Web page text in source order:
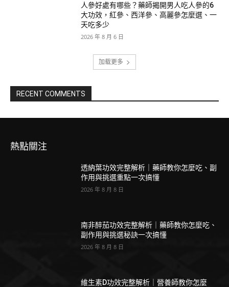
人參好處有哪些？藥師揭開男人吃人參的6
大功效，紅參、西洋參、高麗參怎麼選、一
天吃多少
2026 年 8 月 6 日
加载更多
RECENT COMMENTS
熱點關注
透納葉功效完整解析｜藥師教你怎麼吃、副
作用與挑選重點一次搞懂
2026 年 8 月 8 日
南非醉茄功效完整解析｜藥師教你怎麼吃、
副作用與挑選秘訣一次搞懂
2026 年 8 月 8 日
維生素D功效完整解析｜營養師教你怎麼